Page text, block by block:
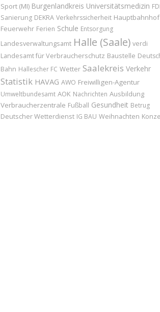
Sport (MI) Burgenlandkreis Universitätsmedizin
Sanierung DEKRA Verkehrssicherheit Hauptbahnhof
Feuerwehr Ferien Schule Entsorgung
Landesverwaltungsamt Halle (Saale) verdi
Landesamt für Verbraucherschutz Baustelle
Bahn Hallescher FC Wetter Saalekreis Verkehr
Statistik HAVAG AWO Freiwilligen-Agentur
Umweltbundesamt AOK Nachrichten Ausbildung
Verbraucherzentrale Fußball Gesundheit Betrug
Deutscher Wetterdienst IG BAU Weihnachten